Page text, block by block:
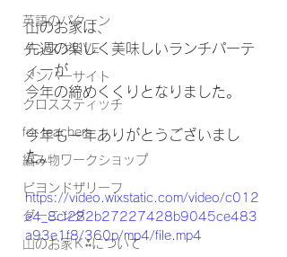
英語のパターン
インスタLIVE
メンバーサイト
クロススティッチ
for teachers
編み物ワークショップ
ビヨンドザリーフ
ダーニング
山のお家Ｋ⁂について
山のお家は、
先週の楽しく美味しいランチパーテ
ィーが
今年の締めくくりとなりました。
今年も一年ありがとうございまし
た。
https://video.wixstatic.com/video/c012
e4_8cf282b27227428b9045ce483
a93e1f8/360p/mp4/file.mp4